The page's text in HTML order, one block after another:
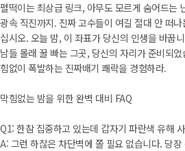
펄떡이는 최상급 링크, 아무도 모르게 숨어드는
광속 직진까지. 진짜 고수들이 여길 절대 안 떠
십시오. 오늘 밤, 이 좌표가 당신의 인생을 바꿉
남들 몰래 꿀 빠는 그곳, 당신의 자리가 준비
힘없이 폭발하는 진짜배기 쾌락을 경험하라.
막힘없는 밤을 위한 완벽 대비 FAQ
Q1: 한참 집중하고 있는데 갑자기 파란색 유해
A: 그런 하찮은 차단벽에 쫄 필요 없습니다. 당